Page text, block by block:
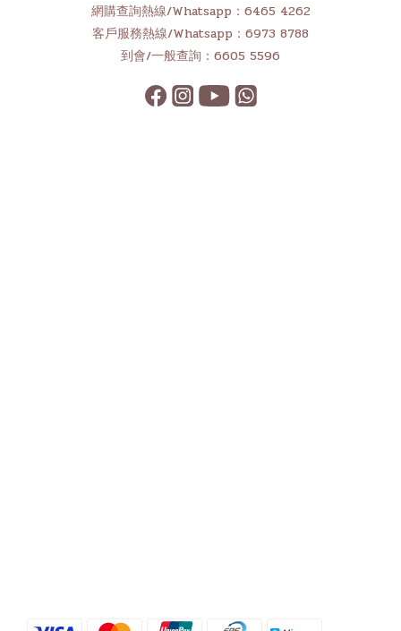
網購查詢熱線/Whatsapp：6465 4262
客戶服務熱線/Whatsapp：6973 8788
到會/一般查詢：6605 5596